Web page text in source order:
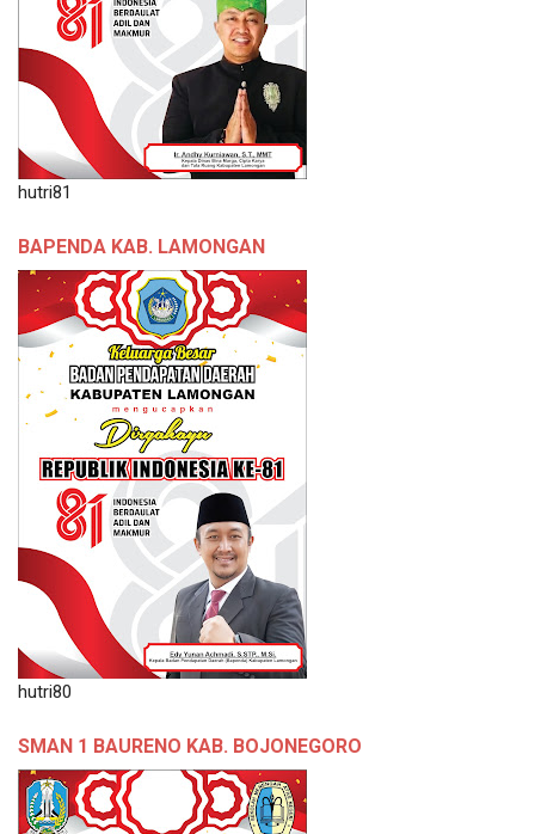
hutri81
BAPENDA KAB. LAMONGAN
hutri80
SMAN 1 BAURENO KAB. BOJONEGORO